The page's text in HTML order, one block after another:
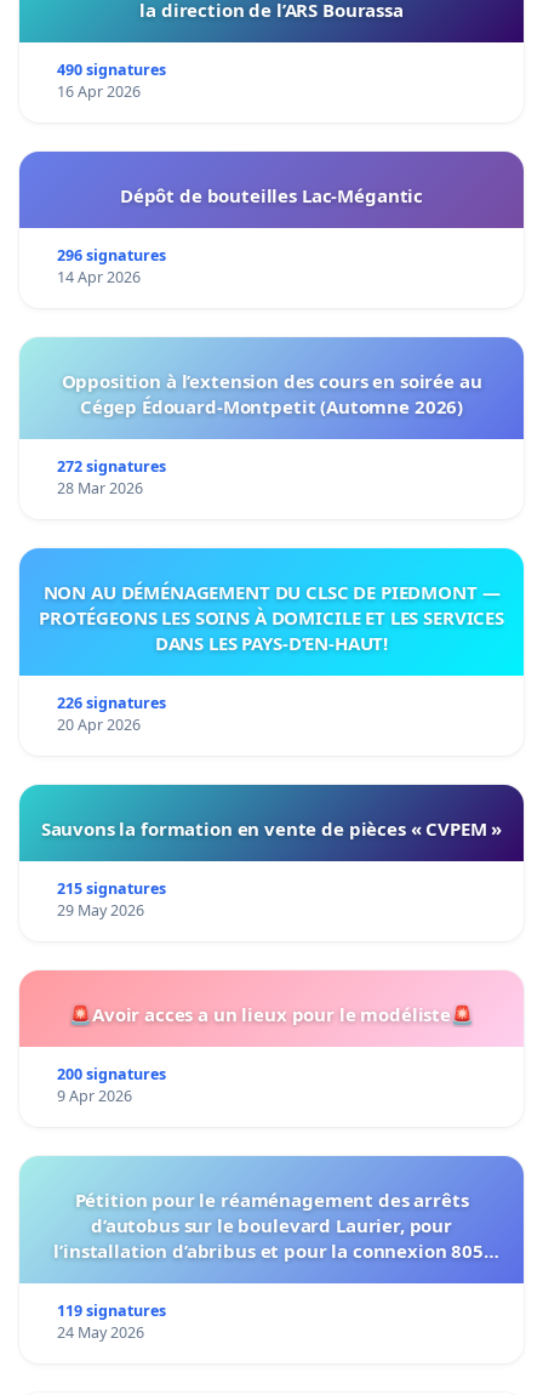
la direction de l’ARS Bourassa
490 signatures
16 Apr 2026
Dépôt de bouteilles Lac-Mégantic
296 signatures
14 Apr 2026
Opposition à l’extension des cours en soirée au
Cégep Édouard-Montpetit (Automne 2026)
272 signatures
28 Mar 2026
NON AU DÉMÉNAGEMENT DU CLSC DE PIEDMONT —
PROTÉGEONS LES SOINS À DOMICILE ET LES SERVICES
DANS LES PAYS-D’EN-HAUT!
226 signatures
20 Apr 2026
Sauvons la formation en vente de pièces « CVPEM »
215 signatures
29 May 2026
🚨Avoir acces a un lieux pour le modéliste🚨
200 signatures
9 Apr 2026
Pétition pour le réaménagement des arrêts
d’autobus sur le boulevard Laurier, pour
l’installation d’abribus et pour la connexion 805-
119 signatures
24 May 2026